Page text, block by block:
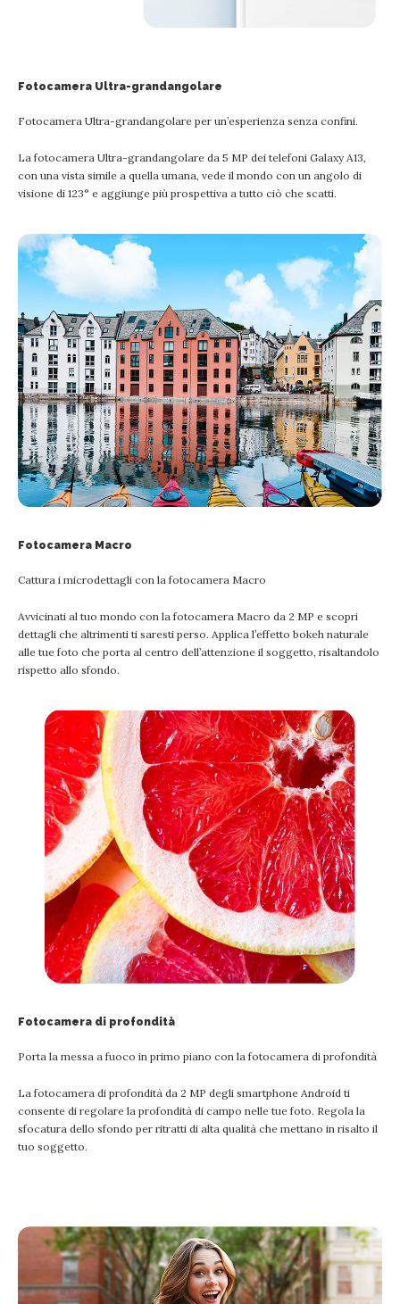
Fotocamera Ultra-grandangolare
Fotocamera Ultra-grandangolare per un’esperienza senza confini.
La fotocamera Ultra-grandangolare da 5 MP dei telefoni Galaxy A13,
con una vista simile a quella umana, vede il mondo con un angolo di
visione di 123° e aggiunge più prospettiva a tutto ciò che scatti.
Fotocamera Macro
Cattura i microdettagli con la fotocamera Macro
Avvicinati al tuo mondo con la fotocamera Macro da 2 MP e scopri
dettagli che altrimenti ti saresti perso. Applica l’effetto bokeh naturale
alle tue foto che porta al centro dell’attenzione il soggetto, risaltandolo
rispetto allo sfondo.
Fotocamera di profondità
Porta la messa a fuoco in primo piano con la fotocamera di profondità
La fotocamera di profondità da 2 MP degli smartphone Android ti
consente di regolare la profondità di campo nelle tue foto. Regola la
sfocatura dello sfondo per ritratti di alta qualità che mettano in risalto il
tuo soggetto.